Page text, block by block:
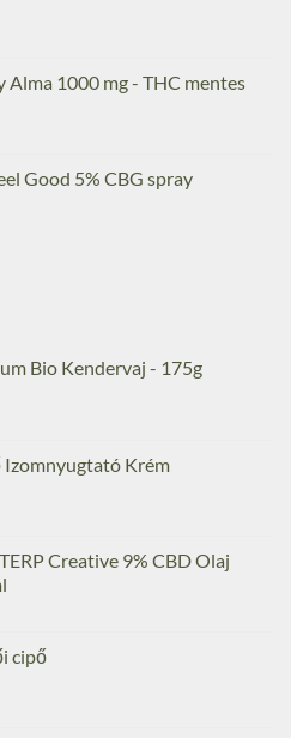
Alma 1000 mg - THC mentes
Good 5% CBG spray
Bio Kendervaj - 175g
Izomnyugtató Krém
Creative 9% CBD Olaj
cipő